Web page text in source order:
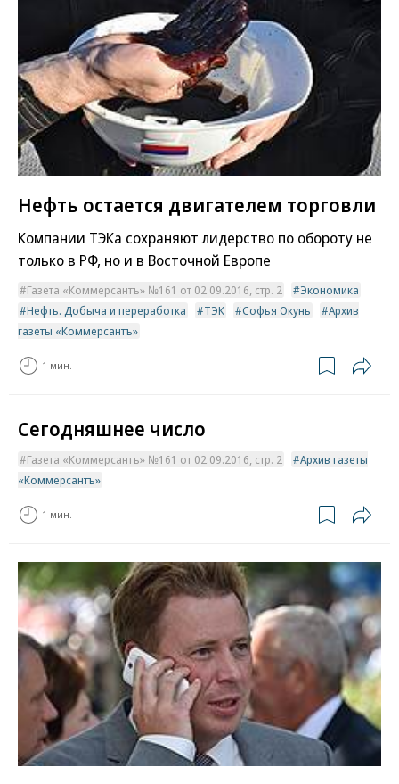
Нефть остается двигателем торговли
Компании ТЭКа сохраняют лидерство по обороту не
только в РФ, но и в Восточной Европе
Газета «Коммерсантъ» №161 от 02.09.2016, стр. 2
Экономика
Нефть. Добыча и переработка
ТЭК Софья Окунь
Архив
газеты «Коммерсантъ»
1 мин.
Сегодняшнее число
Газета «Коммерсантъ» №161 от 02.09.2016, стр. 2
Архив газеты
«Коммерсантъ»
1 мин.